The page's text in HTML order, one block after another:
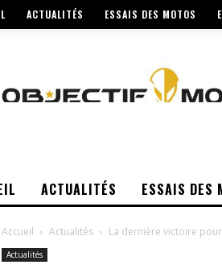
ACTUALITÉS ESSAIS DES MOTOS
ACTUALITÉS ESSAIS DES
Accueil Actualités La dernière victoire
Actualités